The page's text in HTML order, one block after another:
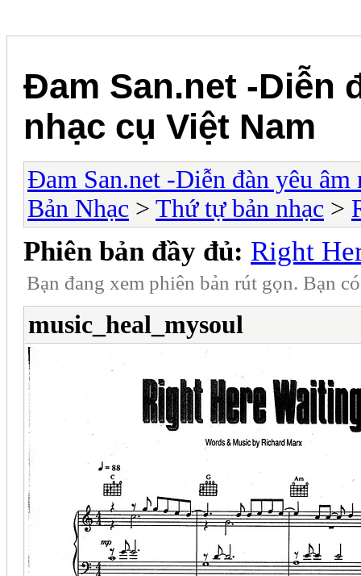
Đam San.net -Diễn
nhạc cụ Việt Nam
Đam San.net -Diễn đàn yêu âm
Bản Nhạc > Thứ tự bản nhạc >
Phiên bản đầy đủ: Right
Bạn đang xem phiên bản rút gọn. Bạn
music_heal_mysoul